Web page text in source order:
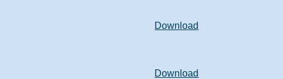
Download
Download